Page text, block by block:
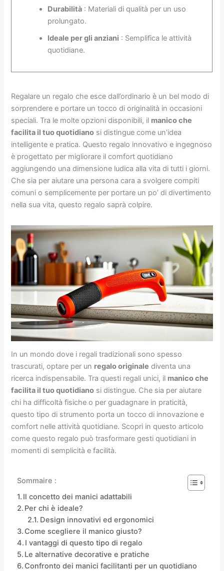
Durabilità: Materiali di qualità per un uso
prolungato.
Ideale per gli anziani : Semplifica le attività
quotidiane.
Regalare un regalo che esce dall’ordinario è un bel modo di
sorprendere e portare un tocco di originalità in occasioni
speciali. Tra le molte opzioni disponibili, il manico che
facilita il tuo quotidiano si distingue come un’idea
intelligente e pratica. Questo regalo innovativo e ingegnoso
è progettato per migliorare il comfort quotidiano
aggiungendo una dimensione ludica alla vita di tutti i giorni.
Che sia per aiutare una persona cara a svolgere compiti
comuni o semplicemente per portare un po’ di divertimento
nella sua vita, questo regalo saprà colpire.
In un mondo dove i regali tradizionali sono spesso
trascurati, optare per un regalo originale diventa una
ricerca indispensabile. Tra questi regali unici, il manico che
facilita il tuo quotidiano si distingue. Che sia per aiutare
chi ha difficoltà fisiche o per guadagnare in praticità,
questo tipo di strumento porta un tocco di innovazione e
comfort nelle attività quotidiane. Scopri in questo articolo
come questo regalo può trasformare gesti quotidiani in
momenti di semplicità e facilità.
Sommaire :
Il concetto dei manici adattabili
Per chi è ideale?
Design innovativi ed ergonomici
Come scegliere il manico giusto?
I vantaggi di questo tipo di regalo
Le alternative decorative e pratiche
Confronto dei manici facilitanti per un quotidiano